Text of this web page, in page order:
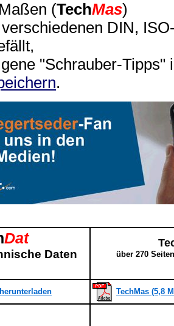
(TechMas)
DIN,
"Schrauber-Tipps"
.
Dat
Daten über 270
TechMas (5,8